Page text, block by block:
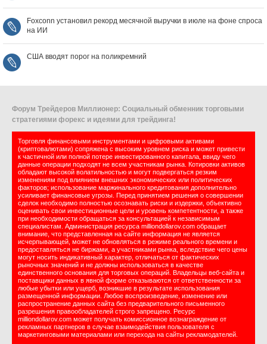
Foxconn установил рекорд месячной выручки в июле на фоне спроса
на ИИ
США вводят порог на поликремний
Форум Трейдеров Миллионер: Социальный обменник торговыми
стратегиями форекс и идеями для трейдинга!
Торговля финансовыми инструментами и цифровыми активами
(криптовалютами) сопряжена с высоким уровнем риска и может привести
к частичной или полной потере инвестированного капитала, ввиду чего
данные операции подходят не всем участникам рынка. Котировки активов
обладают высокой волатильностью и могут подвергаться резким
изменениям под влиянием внешних экономических или политических
факторов; использование маржинального кредитования дополнительно
усиливает финансовые угрозы. Перед принятием решения о совершении
сделок необходимо полностью осознавать риски и издержки, объективно
оценивать свои инвестиционные цели и уровень компетентности, а также
при необходимости обращаться за консультацией к независимым
специалистам. Администрация ресурса milliondollarov.com обращает
внимание, что представленная на сайте информация не является
исчерпывающей, может не обновляться в режиме реального времени и
предоставляться не биржами, а участниками рынка, вследствие чего цены
могут носить индикативный характер, отличаться от фактических
рыночных значений и не должны использоваться в качестве
единственного основания для торговых операций. Владельцы веб-сайта и
поставщики данных в явной форме отказываются от ответственности за
любые убытки или ущерб, возникшие в результате использования
размещенной информации. Любое воспроизведение, изменение или
распространение данных сайта без предварительного письменного
разрешения правообладателей строго запрещено. Ресурс
milliondollarov.com может получать комиссионное вознаграждение от
рекламных партнеров в случае взаимодействия пользователя с
маркетинговыми материалами или перехода на сайты рекламодателей.